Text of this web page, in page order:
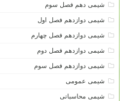
شیمی دهم فصل سوم
شیمی دوازدهم فصل اول
شیمی دوازدهم فصل چهارم
شیمی دوازدهم فصل دوم
شیمی دوازدهم فصل سوم
شیمی عمومی
شیمی محاسباتی